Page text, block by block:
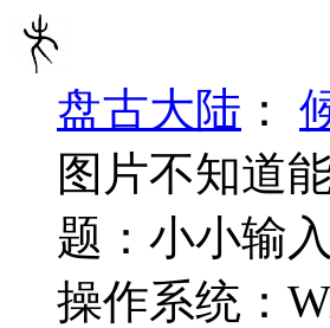
盘古大陆 ：
图片不知道
题：小小输
操作系统：